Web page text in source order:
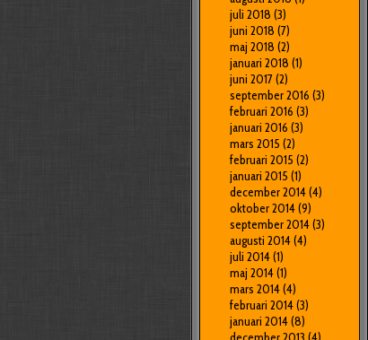
juli 2018 (3)
juni 2018 (7)
maj 2018 (2)
januari 2018 (1)
juni 2017(2)
september 2016 (3)
februari 2016 (3)
januari 2016 (3)
mars 2015 (2)
februari 2015 (2)
januari 2015 (1)
december 2014(4)
oktober 2014(9)
september 2014(3)
augusti 2014(4)
juli 2014(1)
maj 2014(1)
mars 2014(4)
februari 2014(3)
januari 2014(8)